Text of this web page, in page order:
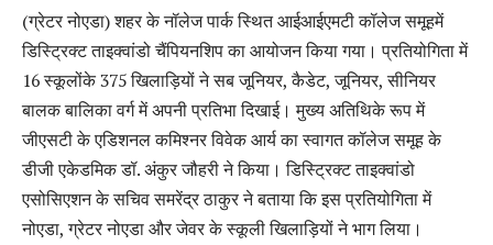
(ग्रेटर नोएडा) शहर के नॉलेज पार्क स्थित आईआईएमटी कॉलेज समूहमें
डिस्ट्रिक्ट ताइक्वांडो चैंपियनशिप का आयोजन किया गया। प्रतियोगिता में
16 स्कूलोंके 375 खिलाड़ियों ने सब जूनियर, कैडेट, जूनियर, सीनियर
बालक बालिका वर्ग में अपनी प्रतिभा दिखाई। मुख्य अतिथिके रूप में
जीएसटी के एडिशनल कमिश्नर विवेक आर्य का स्वागत कॉलेज समूह के
डीजी एकेडमिक डॉ. अंकुर जौहरी ने किया। डिस्ट्रिक्ट ताइक्वांडो
एसोसिएशन के सचिव समरेंद्र ठाकुर ने बताया कि इस प्रतियोगिता में
नोएडा, ग्रेटर नोएडा और जेवर के स्कूली खिलाड़ियों ने भाग लिया।